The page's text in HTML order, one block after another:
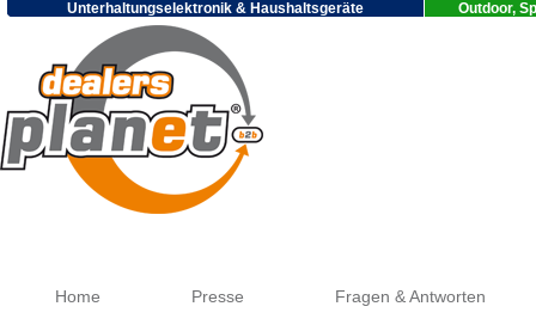
Unterhaltungselektronik & Haushaltsgeräte Outdoor,
Home Presse Fragen & Antworten